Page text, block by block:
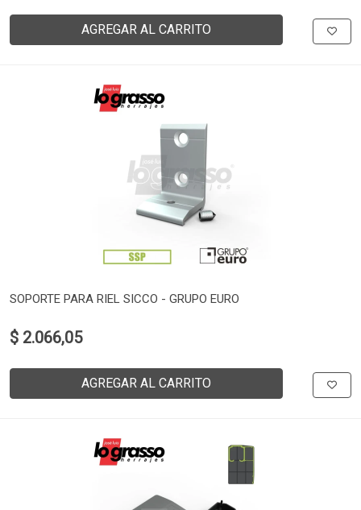
AGREGAR AL CARRITO
SOPORTE PARA RIEL SICCO - GRUPO EURO
$ 2.066,05
AGREGAR AL CARRITO